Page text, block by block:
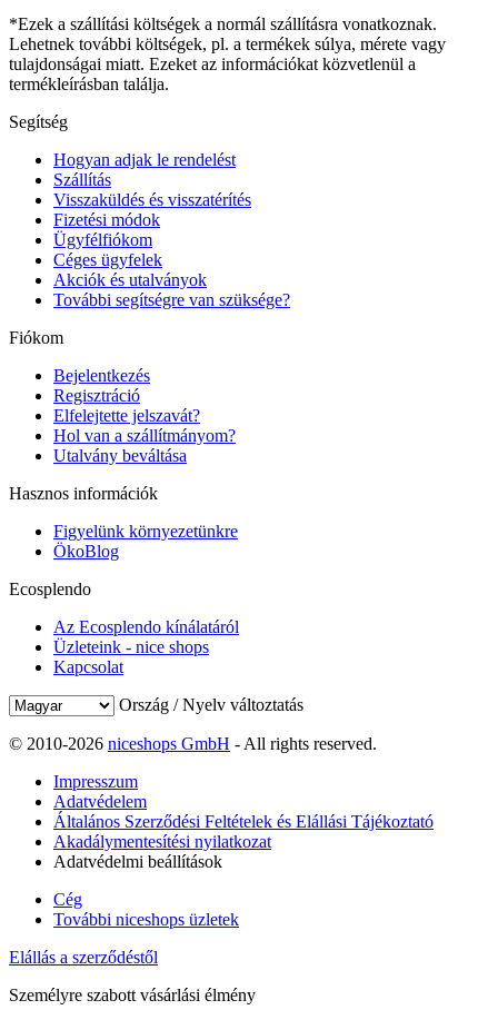
*Ezek a szállítási költségek a normál szállításra vonatkoznak.
Lehetnek további költségek, pl. a termékek súlya, mérete vagy
tulajdonságai miatt. Ezeket az információkat közvetlenül a
termékleírásban találja.
Segítség
Hogyan adjak le rendelést
Szállítás
Visszaküldés és visszatérítés
Fizetési módok
Ügyfélfiókom
Céges ügyfelek
Akciók és utalványok
További segítségre van szüksége?
Fiókom
Bejelentkezés
Regisztráció
Elfelejtette jelszavát?
Hol van a szállítmányom?
Utalvány beváltása
Hasznos információk
Figyelünk környezetünkre
ÖkoBlog
Ecosplendo
Az Ecosplendo kínálatáról
Üzleteink - nice shops
Kapcsolat
Ország / Nyelv változtatás
© 2010-2026 niceshops GmbH - All rights reserved.
Impresszum
Adatvédelem
Általános Szerződési Feltételek és Elállási Tájékoztató
Akadálymentesítési nyilatkozat
Adatvédelmi beállítások
Cég
További niceshops üzletek
Elállás a szerződéstől
Személyre szabott vásárlási élmény